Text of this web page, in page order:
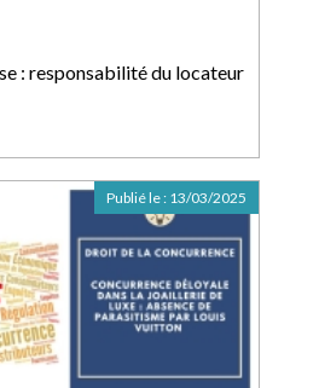
: responsabilité du locateur
Publié le : 13/03/2025